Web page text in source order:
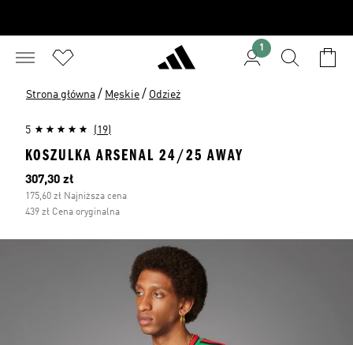
1
Strona główna / Męskie / Odzież
5 (19)
KOSZULKA ARSENAL 24/25 AWAY
Bieżąca cena
307,30 zł
175,60 zł Najniższa cena
439 zł Cena oryginalna